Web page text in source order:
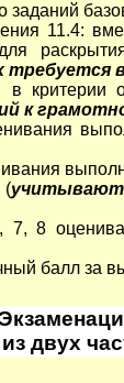
11.4:
требуется
критерии
к
(
7, 8
балл за
из двух